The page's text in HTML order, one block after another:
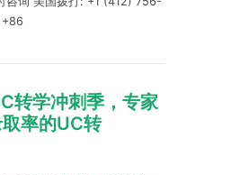
+86
转学冲刺季，专家
率的UC转